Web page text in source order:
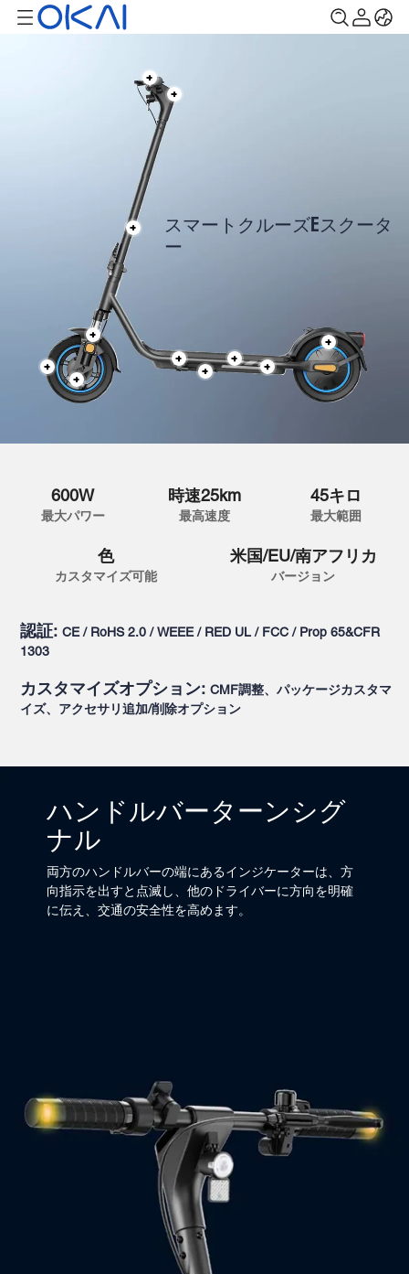
スマートクルーズEスクータ
ー
600W
最大パワー
時速25km
最高速度
45キロ
最大範囲
色
カスタマイズ可能
米国/EU/南アフリカ
バージョン
認証: CE / RoHS 2.0 / WEEE / RED UL / FCC / Prop 65&CFR
1303
カスタマイズオプション: CMF調整、パッケージカスタマ
イズ、アクセサリ追加/削除オプション
ハンドルバーターンシグ
ナル
両方のハンドルバーの端にあるインジケーターは、方
向指示を出すと点滅し、他のドライバーに方向を明確
に伝え、交通の安全性を高めます。